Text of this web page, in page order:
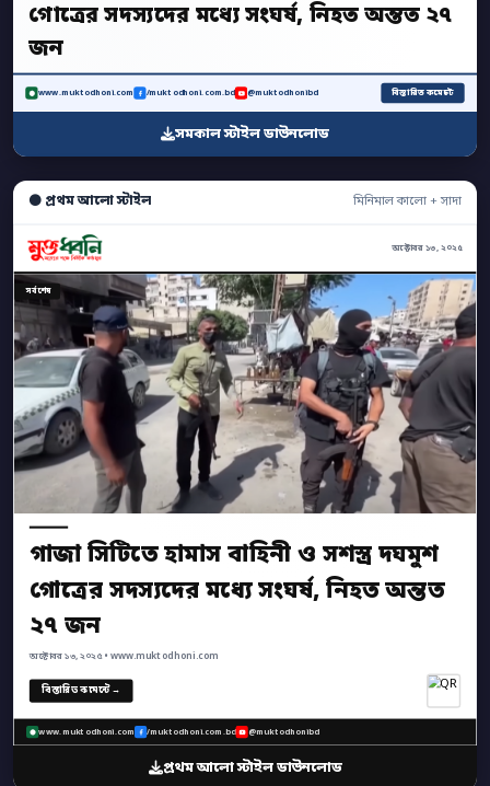
গোত্রের সদস্যদের মধ্যে সংঘর্ষ, নিহত অন্তত ২৭
জন
www.muktodhoni.com /muktodhoni.com.bd @muktodhonibd বিস্তারিত কমেন্টে
সমকাল স্টাইল ডাউনলোড
⚫ প্রথম আলো স্টাইল মিনিমাল কালো + সাদা
অক্টোবর ১৩, ২০২৫
সর্বশেষ
গাজা সিটিতে হামাস বাহিনী ও সশস্ত্র দঘমুশ
গোত্রের সদস্যদের মধ্যে সংঘর্ষ, নিহত অন্তত
২৭ জন
অক্টোবর ১৩, ২০২৫ • www.muktodhoni.com
বিস্তারিত কমেন্টে →
www.muktodhoni.com /muktodhoni.com.bd @muktodhonibd
প্রথম আলো স্টাইল ডাউনলোড